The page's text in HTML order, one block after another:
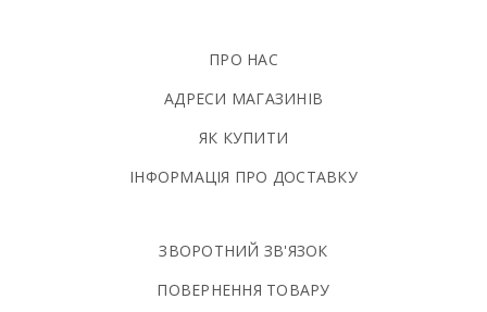
ПРО НАС
АДРЕСИ МАГАЗИНІВ
ЯК КУПИТИ
ІНФОРМАЦІЯ ПРО ДОСТАВКУ
ЗВОРОТНИЙ ЗВ'ЯЗОК
ПОВЕРНЕННЯ ТОВАРУ